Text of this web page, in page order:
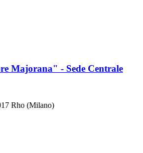
Majorana" - Sede Centrale
Rho (Milano)